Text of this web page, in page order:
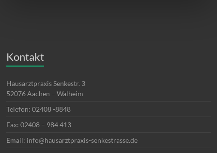
Kontakt
Hausarztpraxis Senkestr. 3
52076 Aachen – Walheim
Telefon: 02408 -8848
Fax: 02408 – 984 413
Email: info@hausarztpraxis-senkestrasse.de